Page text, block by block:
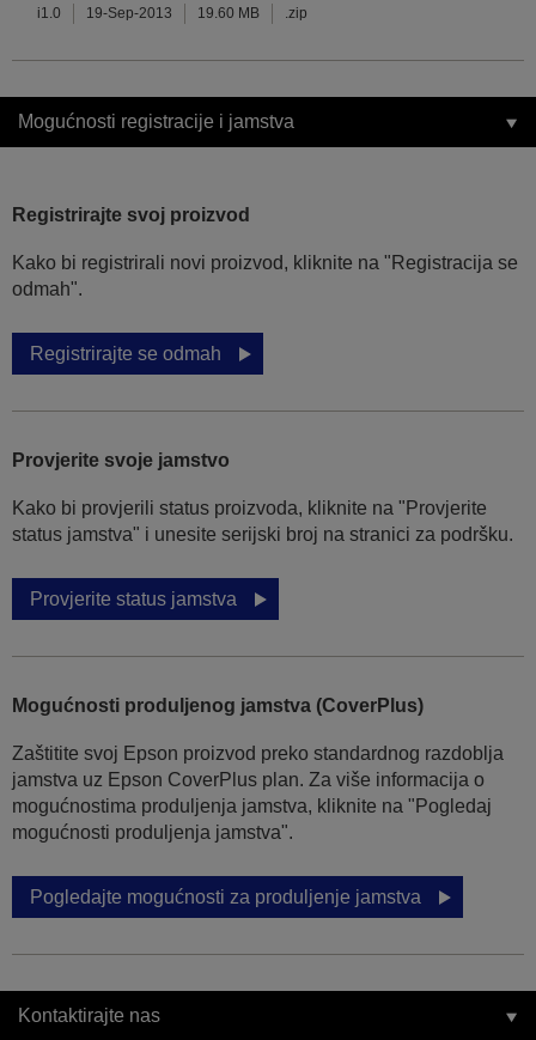
i1.0 19-Sep-2013 19.60 MB .zip
Mogućnosti registracije i jamstva
Registrirajte svoj proizvod
Kako bi registrirali novi proizvod, kliknite na "Registracija se
odmah".
Registrirajte se odmah
Provjerite svoje jamstvo
Kako bi provjerili status proizvoda, kliknite na "Provjerite
status jamstva" i unesite serijski broj na stranici za podršku.
Provjerite status jamstva
Mogućnosti produljenog jamstva (CoverPlus)
Zaštitite svoj Epson proizvod preko standardnog razdoblja
jamstva uz Epson CoverPlus plan. Za više informacija o
mogućnostima produljenja jamstva, kliknite na "Pogledaj
mogućnosti produljenja jamstva".
Pogledajte mogućnosti za produljenje jamstva
Kontaktirajte nas